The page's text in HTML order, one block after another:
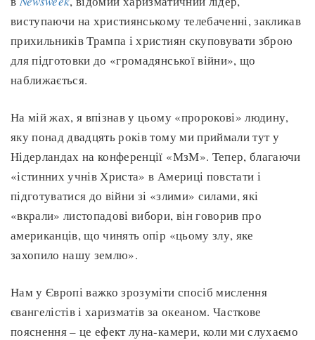
виступаючи на християнському телебаченні, закликав
прихильників Трампа і християн скуповувати зброю
для підготовки до «громадянської війни», що
наближається.
На мій жах, я впізнав у цьому «пророкові» людину,
яку понад двадцять років тому ми приймали тут у
Нідерландах на конференції «МзМ». Тепер, благаючи
«істинних учнів Христа» в Америці повстати і
підготуватися до війни зі «злими» силами, які
«вкрали» листопадові вибори, він говорив про
американців, що чинять опір «цьому злу, яке
захопило нашу землю».
Нам у Європі важко зрозуміти спосіб мислення
євангелістів і харизматів за океаном. Часткове
пояснення – це ефект луна-камери, коли ми слухаємо